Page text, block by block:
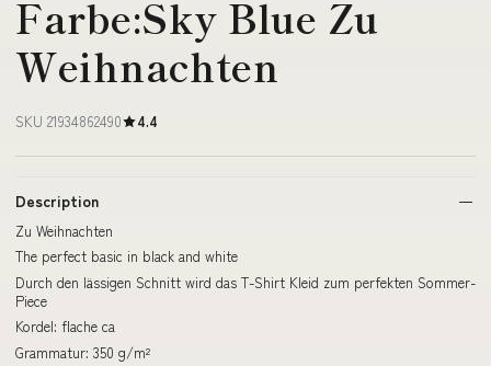
Farbe:Sky Blue Zu
Weihnachten
SKU 21934862490 4.4
Description
Zu Weihnachten
The perfect basic in black and white
Durch den lässigen Schnitt wird das T-Shirt Kleid zum perfekten Sommer-
Piece
Kordel: flache ca
Grammatur: 350 g/m²